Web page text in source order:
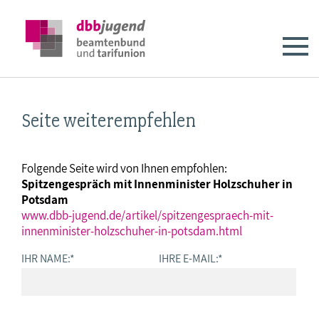
Seite weiterempfehlen
Folgende Seite wird von Ihnen empfohlen:
Spitzengespräch mit Innenminister Holzschuher in
Potsdam
www.dbb-jugend.de/artikel/spitzengespraech-mit-
innenminister-holzschuher-in-potsdam.html
IHR NAME:* IHRE E-MAIL:*